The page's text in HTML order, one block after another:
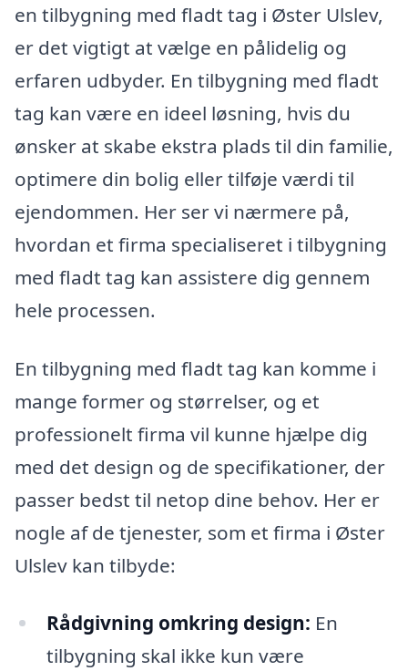
en tilbygning med fladt tag i Øster Ulslev,
er det vigtigt at vælge en pålidelig og
erfaren udbyder. En tilbygning med fladt
tag kan være en ideel løsning, hvis du
ønsker at skabe ekstra plads til din familie,
optimere din bolig eller tilføje værdi til
ejendommen. Her ser vi nærmere på,
hvordan et firma specialiseret i tilbygning
med fladt tag kan assistere dig gennem
hele processen.
En tilbygning med fladt tag kan komme i
mange former og størrelser, og et
professionelt firma vil kunne hjælpe dig
med det design og de specifikationer, der
passer bedst til netop dine behov. Her er
nogle af de tjenester, som et firma i Øster
Ulslev kan tilbyde:
Rådgivning omkring design: En
tilbygning skal ikke kun være